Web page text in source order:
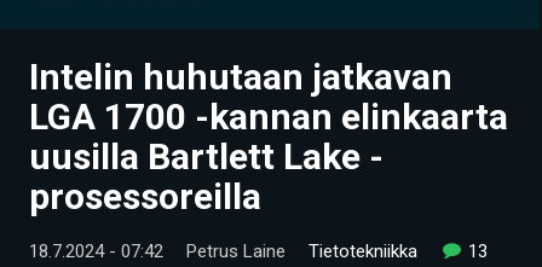
UUTISET
ARTIKKELIT
VIDEOT
TECHBBS
Intelin huhutaan jatkavan
LGA 1700 -kannan elinkaarta
uusilla Bartlett Lake -
prosessoreilla
18.7.2024 - 07:42 Petrus Laine Tietotekniikka 13